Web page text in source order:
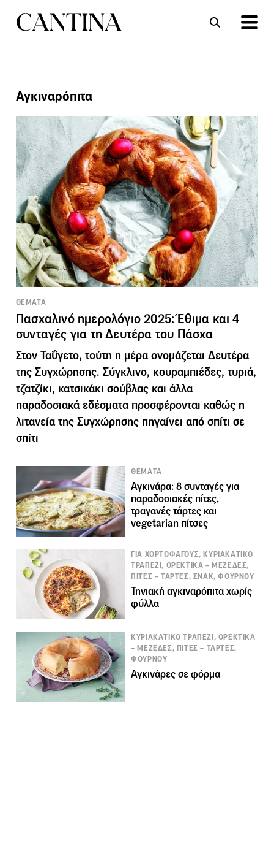
ΣΥΝΤΑΓΕΣ
Αγκιναρόπιτα
ΘΕΜΑΤΑ
Πασχαλινό ημερολόγιο 2025: Έθιμα και 4
συνταγές για τη Δευτέρα του Πάσχα
Στον Ταΰγετο, τούτη η μέρα ονομάζεται Δευτέρα
της Συγχώρησης. Σύγκλινο, κουραμπιέδες, τυριά,
τζατζίκι, κατσικάκι σούβλας και άλλα
παραδοσιακά εδέσματα προσφέρονται καθώς η
λιτανεία της Συγχώρησης πηγαίνει από σπίτι σε
σπίτι
ΘΕΜΑΤΑ
Αγκινάρα: 8 συνταγές για
παραδοσιακές πίτες,
τραγανές τάρτες και
vegetarian πίτσες
ΓΙΑ ΧΟΡΤΟΦΑΓΟΥΣ, ΚΥΡΙΑΚΑΤΙΚΟ
ΤΡΑΠΕΖΙ, ΟΡΕΚΤΙΚΑ – ΜΕΖΕΔΕΣ,
ΠΙΤΕΣ – ΤΑΡΤΕΣ, ΣΝΑΚ, ΦΟΥΡΝΟΥ
Τηνιακή αγκιναρόπιτα χωρίς
φύλλα
ΚΥΡΙΑΚΑΤΙΚΟ ΤΡΑΠΕΖΙ, ΟΡΕΚΤΙΚΑ
– ΜΕΖΕΔΕΣ, ΠΙΤΕΣ – ΤΑΡΤΕΣ,
ΦΟΥΡΝΟΥ
Αγκινάρες σε φόρμα